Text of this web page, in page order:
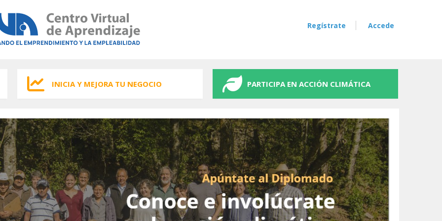
Regístrate Accede
INICIA Y MEJORA TU NEGOCIO PARTICIPA EN ACCIÓN CLIMÁTICA